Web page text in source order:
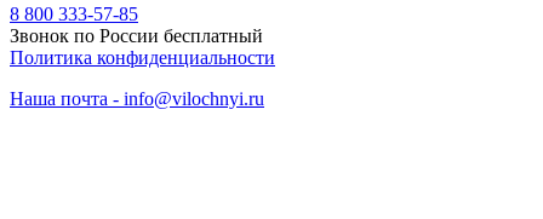
8 800 333-57-85
Звонок по России бесплатный
Политика конфиденциальности
Наша почта - info@vilochnyi.ru